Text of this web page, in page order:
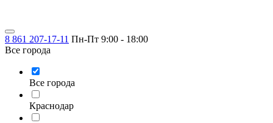
8 861 207-17-11 Пн-Пт 9:00 - 18:00
Все города
Все города
Краснодар